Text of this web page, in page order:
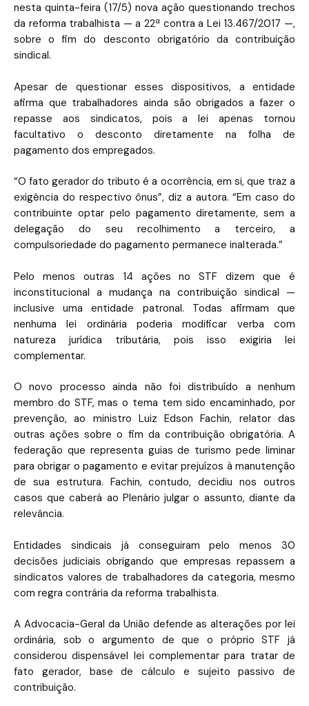
nesta quinta-feira (17/5) nova ação questionando trechos
da reforma trabalhista — a 22ª contra a Lei 13.467/2017 —,
sobre o fim do desconto obrigatório da contribuição
sindical.
Apesar de questionar esses dispositivos, a entidade
afirma que trabalhadores ainda são obrigados a fazer o
repasse aos sindicatos, pois a lei apenas tornou
facultativo o desconto diretamente na folha de
pagamento dos empregados.
“O fato gerador do tributo é a ocorrência, em si, que traz a
exigência do respectivo ônus”, diz a autora. “Em caso do
contribuinte optar pelo pagamento diretamente, sem a
delegação do seu recolhimento a terceiro, a
compulsoriedade do pagamento permanece inalterada.”
Pelo menos outras 14 ações no STF dizem que é
inconstitucional a mudança na contribuição sindical —
inclusive uma entidade patronal. Todas afirmam que
nenhuma lei ordinária poderia modificar verba com
natureza jurídica tributária, pois isso exigiria lei
complementar.
O novo processo ainda não foi distribuído a nenhum
membro do STF, mas o tema tem sido encaminhado, por
prevenção, ao ministro Luiz Edson Fachin, relator das
outras ações sobre o fim da contribuição obrigatória. A
federação que representa guias de turismo pede liminar
para obrigar o pagamento e evitar prejuízos à manutenção
de sua estrutura. Fachin, contudo, decidiu nos outros
casos que caberá ao Plenário julgar o assunto, diante da
relevância.
Entidades sindicais já conseguiram pelo menos 30
decisões judiciais obrigando que empresas repassem a
sindicatos valores de trabalhadores da categoria, mesmo
com regra contrária da reforma trabalhista.
A Advocacia-Geral da União defende as alterações por lei
ordinária, sob o argumento de que o próprio STF já
considerou dispensável lei complementar para tratar de
fato gerador, base de cálculo e sujeito passivo de
contribuição.